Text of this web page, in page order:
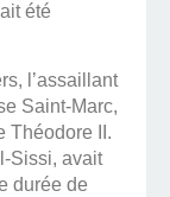
été
l’assaillant
Saint-Marc,
Théodore II.
Sissi, avait
durée de